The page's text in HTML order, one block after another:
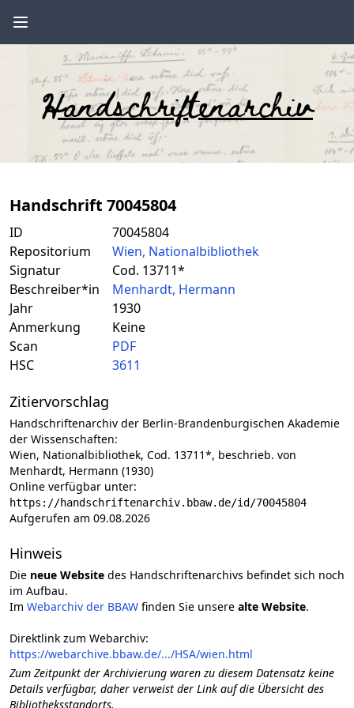
Handschriftenarchiv
Handschrift 70045804
ID
70045804
Repositorium
Wien, Nationalbibliothek
Signatur
Cod. 13711*
Beschreiber*in
Menhardt, Hermann
Jahr
1930
Anmerkung
Keine
Scan
PDF
HSC
3611
Zitiervorschlag
Handschriftenarchiv der Berlin-Brandenburgischen Akademie
der Wissenschaften:
Wien, Nationalbibliothek, Cod. 13711*, beschrieb. von
Menhardt, Hermann (1930)
Online verfügbar unter:
https://handschriftenarchiv.bbaw.de/id/70045804
Aufgerufen am 09.08.2026
Hinweis
Die neue Website des Handschriftenarchivs befindet sich noch
im Aufbau.
Im Webarchiv der BBAW finden Sie unsere alte Website.
Direktlink zum Webarchiv:
https://webarchive.bbaw.de/.../HSA/wien.html
Zum Zeitpunkt der Archivierung waren zu diesem Datensatz keine
Details verfügbar, daher verweist der Link auf die Übersicht des
Bibliotheksstandorts.